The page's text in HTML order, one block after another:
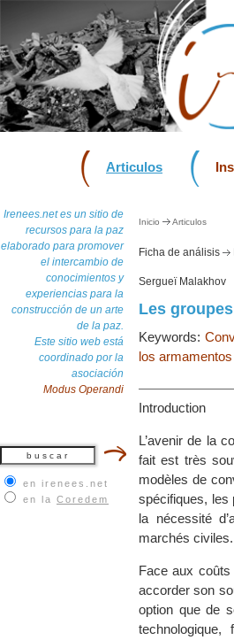
Articulos
Irenees.net es un sitio de
recursos para la paz
elaborado para promover
el intercambio de
conocimientos y
experiencias para la
construcción de un arte
de la paz.
Este sitio web está
coordinado por la
asociación
Modus Operandi
en irenees.net
en la Coredem
Inicio Articulos
Ficha de análisis
Sergueï Malakhov
Les
Keywords:
los armamentos
Introduction
L’avenir de la
fait est très
modèles de
spécifiques, les
la nécessité
marchés civiles.
Face aux coûts
accorder son
option que de